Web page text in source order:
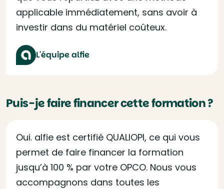
applicable immédiatement, sans avoir à
investir dans du matériel coûteux.
L'équipe alfie
Puis-je faire financer cette formation ?
Oui. alfie est certifié QUALIOPI, ce qui vous
permet de faire financer la formation
jusqu’à 100 % par votre OPCO. Nous vous
accompagnons dans toutes les